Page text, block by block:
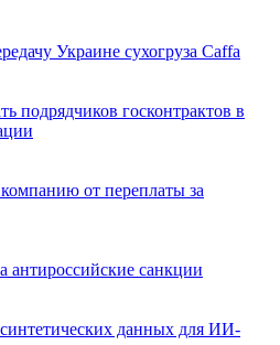
Украине сухогруза Caffa
подрядчиков госконтрактов в
от переплаты за
антироссийские санкции
данных для ИИ-